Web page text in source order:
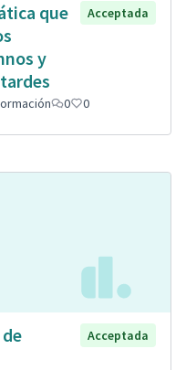
que
y
Acceptada
0 0
Acceptada